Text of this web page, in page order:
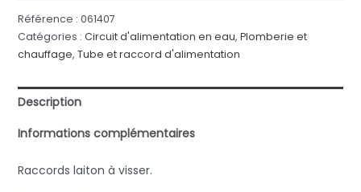
Référence : 061407
Catégories : Circuit d'alimentation en eau, Plomberie et
chauffage, Tube et raccord d'alimentation
Description
Informations complémentaires
Raccords laiton à visser.